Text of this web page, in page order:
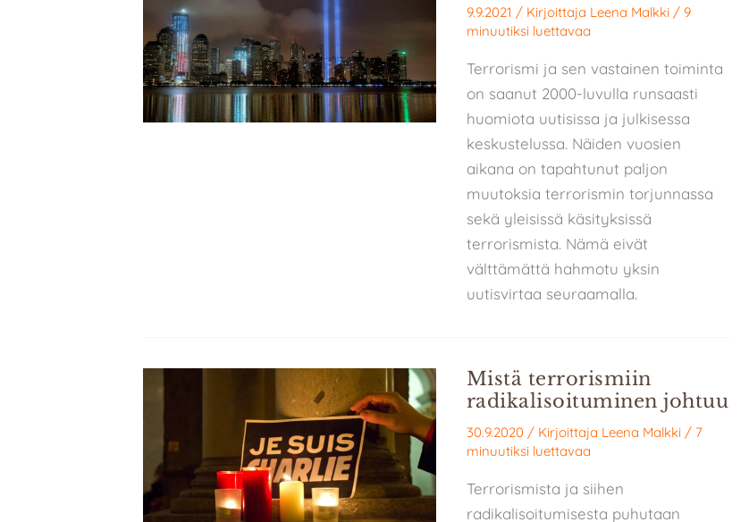
9.9.2021 / Kirjoittaja Leena Malkki/ 9
minuutiksi luettavaa
Terrorismi ja sen vastainen toiminta
on saanut 2000-luvulla runsaasti
huomiota uutisissa ja julkisessa
keskustelussa. Näiden vuosien
aikana on tapahtunut paljon
muutoksia terrorismin torjunnassa
sekä yleisissä käsityksissä
terrorismista. Nämä eivät
välttämättä hahmotu yksin
uutisvirtaa seuraamalla.
Mistä terrorismiin
radikalisoituminen johtuu
30.9.2020 / Kirjoittaja Leena Malkki/ 7
minuutiksi luettavaa
Terrorismista ja siihen
radikalisoitumisesta puhutaan